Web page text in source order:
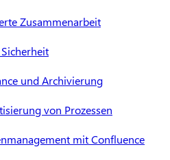
Zusammenarbeit
und Archivierung
von Prozessen
mit Confluence